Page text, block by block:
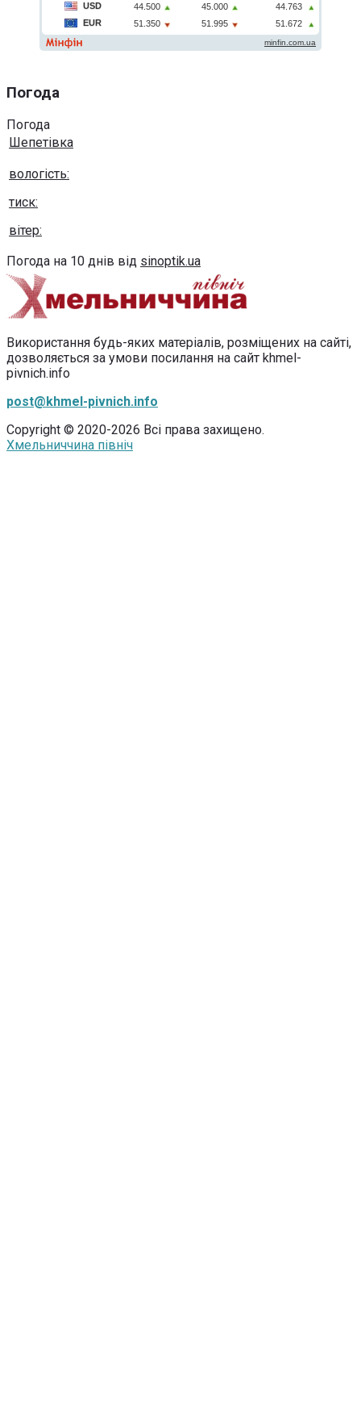
Погода
Погода
Шепетівка
вологість:
тиск:
вітер:
Погода на 10 днів від sinoptik.ua
Використання будь-яких матеріалів, розміщених на сайті,
дозволяється за умови посилання на сайт khmel-
pivnich.info
post@khmel-pivnich.info
Copyright © 2020-2026 Всі права захищено.
Хмельниччина північ